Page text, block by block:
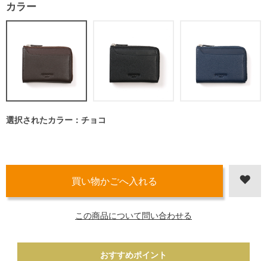
カラー
選択されたカラー：チョコ
この商品について問い合わせる
おすすめポイント